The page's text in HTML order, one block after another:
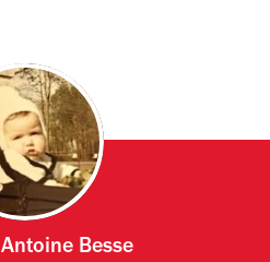
Antoine Besse